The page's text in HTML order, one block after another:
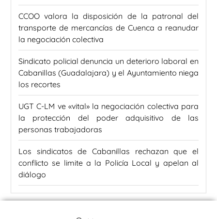
CCOO valora la disposición de la patronal del
transporte de mercancías de Cuenca a reanudar
la negociación colectiva
Sindicato policial denuncia un deterioro laboral en
Cabanillas (Guadalajara) y el Ayuntamiento niega
los recortes
UGT C-LM ve «vital» la negociación colectiva para
la protección del poder adquisitivo de las
personas trabajadoras
Los sindicatos de Cabanillas rechazan que el
conflicto se limite a la Policía Local y apelan al
diálogo